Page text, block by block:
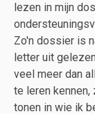
lezen in mijn
Zo'n dossier is
letter uit
veel meer dan
te leren
tonen in wie ik